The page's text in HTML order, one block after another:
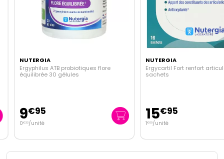
NUTERGIA
Ergyphilus ATB probiotiques flore
équilibrée 30 gélules
9€95
33/unité
NUTERGIA
Ergycartil Fort renfort
sachets
15€95
00/unité